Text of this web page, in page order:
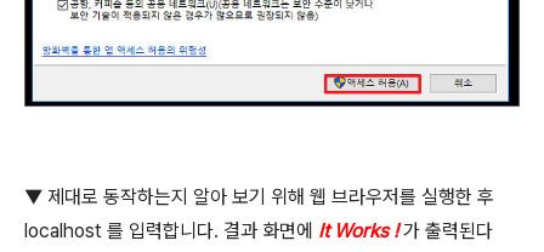
▼ 제대로 동작하는지 알아 보기 위해 웹 브라우저를 실행한 후
localhost 를 입력합니다. 결과 화면에 It Works ! 가 출력된다